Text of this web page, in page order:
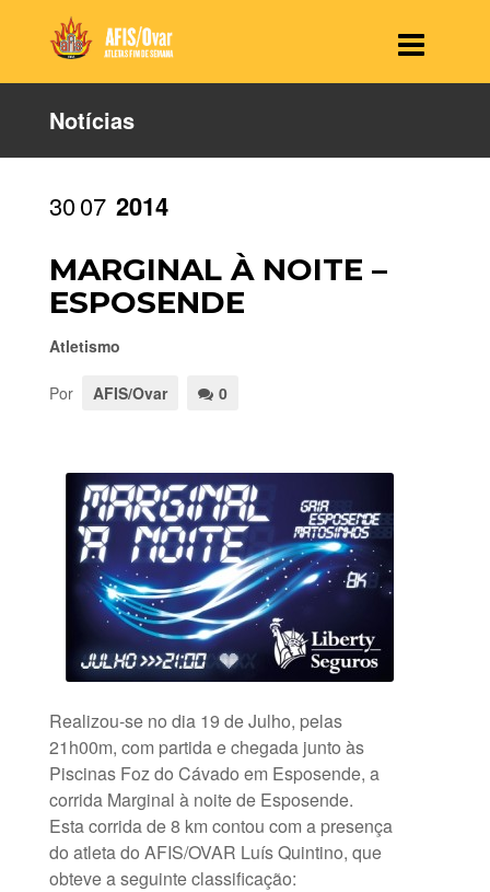
Notícias
3007 2014
MARGINAL À NOITE –
ESPOSENDE
Atletismo
Por AFIS/Ovar 0
Realizou-se no dia 19 de Julho, pelas
21h00m, com partida e chegada junto às
Piscinas Foz do Cávado em Esposende, a
corrida Marginal à noite de Esposende.
Esta corrida de 8 km contou com a presença
do atleta do AFIS/OVAR Luís Quintino, que
obteve a seguinte classificação: